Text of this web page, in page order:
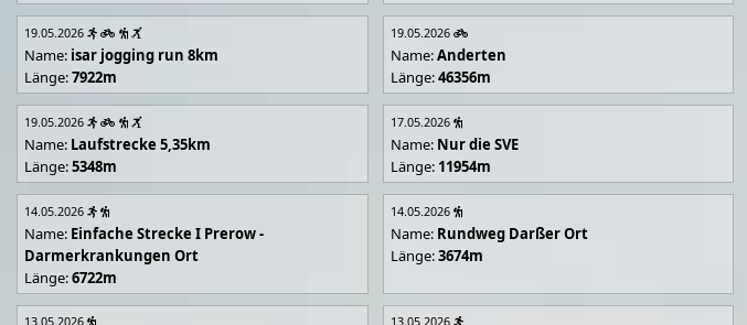
19.05.2026
Name: isar jogging run 8km
Länge:7922m
19.05.2026
Name:Anderten
Länge:46356m
19.05.2026
Name: Laufstrecke 5,35km
Länge:5348m
17.05.2026
Name: Nur die SVE
Länge: 11954m
14.05.2026
Name: Einfache Strecke I Prerow -
Darmerkrankungen Ort
Länge:6722m
14.05.2026
Name: Rundweg Darßer Ort
Länge:3674m
13.05.2026 13.05.2026